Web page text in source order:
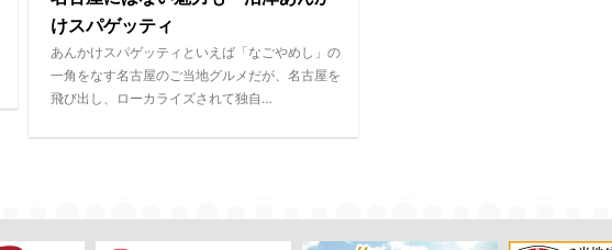
けスパゲッティ
あんかけスパゲッティといえば「なごやめし」の
一角をなす名古屋のご当地グルメだが、名古屋を
飛び出し、ローカライズされて独自…